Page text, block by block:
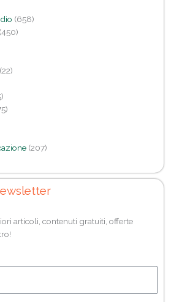
(658)
(450)
(22)
(207)
articoli, contenuti gratuiti, offerte